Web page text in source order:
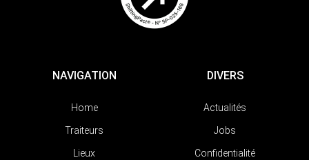
NAVIGATION
Home
Traiteurs
Lieux
DIVERS
Actualités
Jobs
Confidentialité